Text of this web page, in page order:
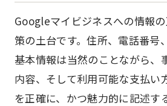
Googleマイビジネスへの情報
策の土台です。住所、電話番号
基本情報は当然のことながら、
内容、そして利用可能な支払い
を正確に、かつ魅力的に記述す